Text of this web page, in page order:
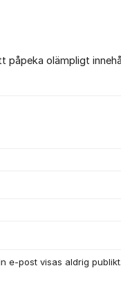
påpeka olämpligt
e-post visas aldrig publikt.